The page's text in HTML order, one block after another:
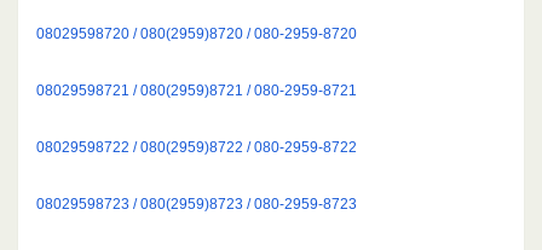
08029598720 / 080(2959)8720 / 080-2959-8720
08029598721 / 080(2959)8721 / 080-2959-8721
08029598722 / 080(2959)8722 / 080-2959-8722
08029598723 / 080(2959)8723 / 080-2959-8723